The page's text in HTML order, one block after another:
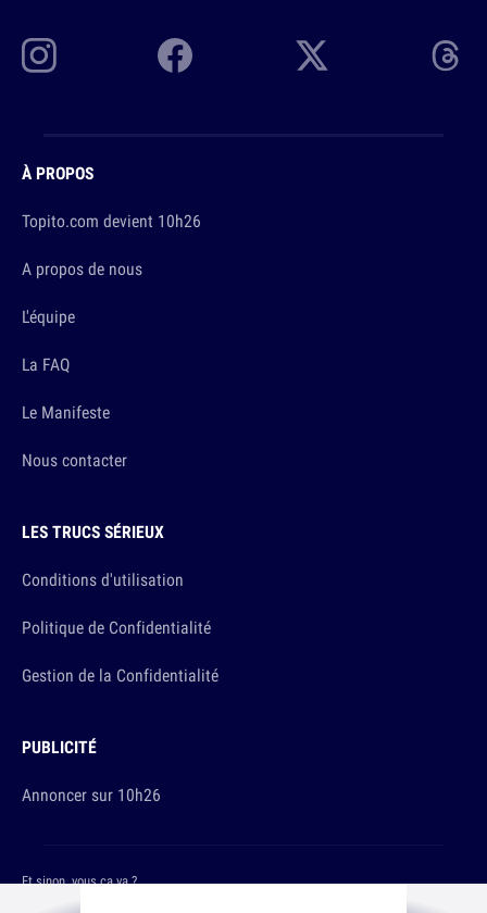
À PROPOS
Topito.com devient 10h26
A propos de nous
L'équipe
La FAQ
Le Manifeste
Nous contacter
LES TRUCS SÉRIEUX
Conditions d'utilisation
Politique de Confidentialité
Gestion de la Confidentialité
PUBLICITÉ
Annoncer sur 10h26
Et sinon, vous ça va ?